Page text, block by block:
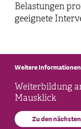
Belastungen
geeignete
Weiterbildung
Mausklick
Weitere Informationen
Zu den